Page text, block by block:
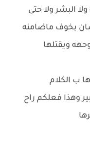
ولا البشر ولا حتى
بخوف ماضامنه
ويقتلها
ب الكلام
وهذا فعلكم راح